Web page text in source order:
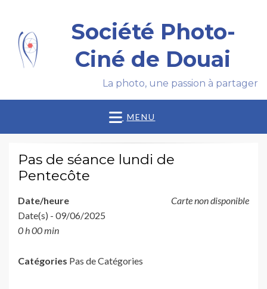
Société Photo-
Ciné de Douai
La photo, une passion à partager
MENU
Pas de séance lundi de
Pentecôte
Carte non disponible
Date/heure
Date(s) - 09/06/2025
0 h 00 min
Catégories Pas de Catégories